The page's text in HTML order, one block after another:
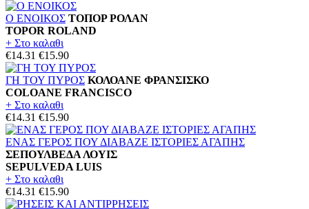
Ο ΕΝΟΙΚΟΣ ΤΟΠΟΡ ΡΟΛΑΝ
TOPOR ROLAND
+ Στο καλαθι
€14.31 €15.90
ΓΗ ΤΟΥ ΠΥΡΟΣ ΚΟΛΟΑΝΕ ΦΡΑΝΣΙΣΚΟ
COLOANE FRANCISCO
+ Στο καλαθι
€14.31 €15.90
ΕΝΑΣ ΓΕΡΟΣ ΠΟΥ ΔΙΑΒΑΖΕ ΙΣΤΟΡΙΕΣ ΑΓΑΠΗΣ
ΣΕΠΟΥΛΒΕΔΑ ΛΟΥΙΣ
SEPULVEDA LUIS
+ Στο καλαθι
€14.31 €15.90